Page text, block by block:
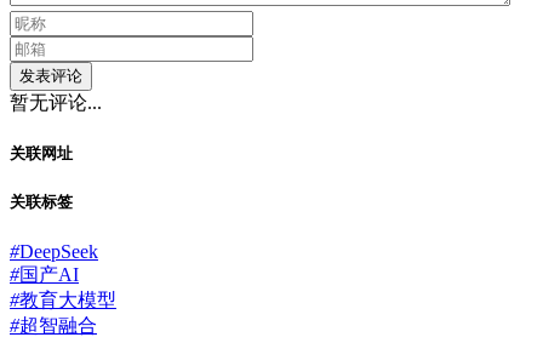
发表评论
暂无评论...
关联网址
关联标签
#DeepSeek
#国产AI
#教育大模型
#超智融合